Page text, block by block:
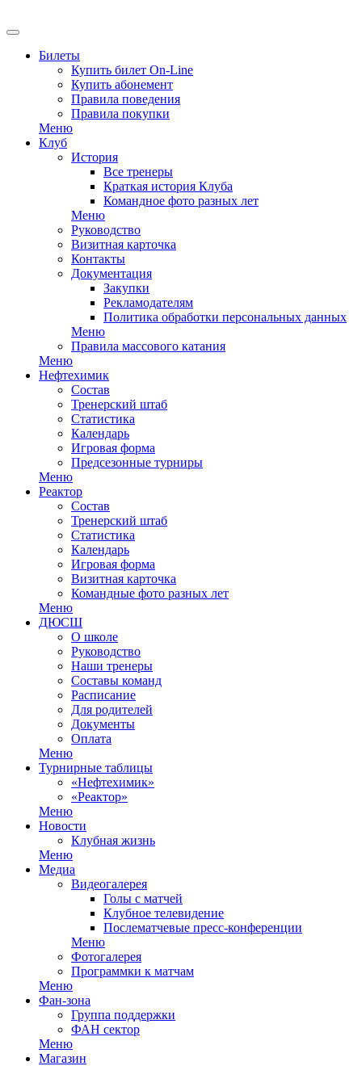
Билеты
Купить билет On-Line
Купить абонемент
Правила поведения
Правила покупки
Меню
Клуб
История
Все тренеры
Краткая история Клуба
Командное фото разных лет
Меню
Руководство
Визитная карточка
Контакты
Документация
Закупки
Рекламодателям
Политика обработки персональных данных
Меню
Правила массового катания
Меню
Нефтехимик
Состав
Тренерский штаб
Статистика
Календарь
Игровая форма
Предсезонные турниры
Меню
Реактор
Состав
Тренерский штаб
Статистика
Календарь
Игровая форма
Визитная карточка
Командные фото разных лет
Меню
ДЮСШ
О школе
Руководство
Наши тренеры
Составы команд
Расписание
Для родителей
Документы
Оплата
Меню
Турнирные таблицы
«Нефтехимик»
«Реактор»
Меню
Новости
Клубная жизнь
Меню
Медиа
Видеогалерея
Голы с матчей
Клубное телевидение
Послематчевые пресс-конференции
Меню
Фотогалерея
Программки к матчам
Меню
Фан-зона
Группа поддержки
ФАН сектор
Меню
Магазин